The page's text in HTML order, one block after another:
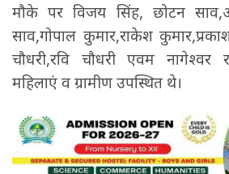
मौके पर विजय सिंह, छोटन
साव,गोपाल कुमार,राकेश
चौधरी,रवि चौधरी एवम नागेश्वर
महिलाएं व ग्रामीण उपस्थित थे।